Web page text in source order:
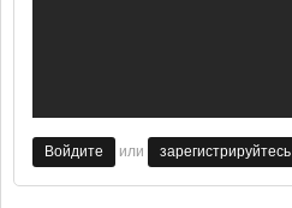
Войдите или зарегистрируйтесь